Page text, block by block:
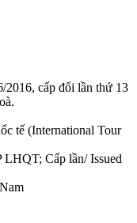
2016, cấp đổi lần thứ 13
tế (International Tour
Cấp lần/ Issued